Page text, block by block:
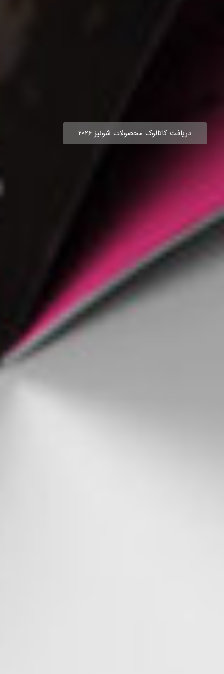
دریافت کاتالوک محصولات شونیز 2026